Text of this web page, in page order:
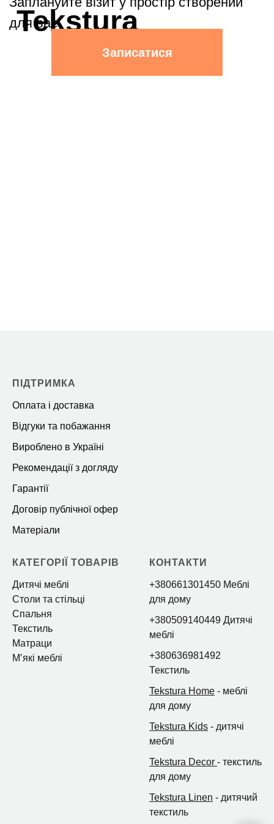
ПІДТРИМКА
Оплата і доставка
Відгуки та побажання
Вироблено в Україні
Рекомендації з догляду
Гарантії
Договір публічної офер
Матеріали
КАТЕГОРІЇ ТОВАРІВ
Дитячі меблі
Столи та стільці
Спальня
Текстиль
Матраци
Мʼякі меблі
КОНТАКТИ
+380661301450 Меблі
для дому
+380509140449 Дитячі
меблі
+380636981492
Текстиль
Tekstura Home - меблі
для дому
Tekstura Kids - дитячі
меблі
Tekstura Decor - текстиль
для дому
Tekstura Linen - дитячий
текстиль